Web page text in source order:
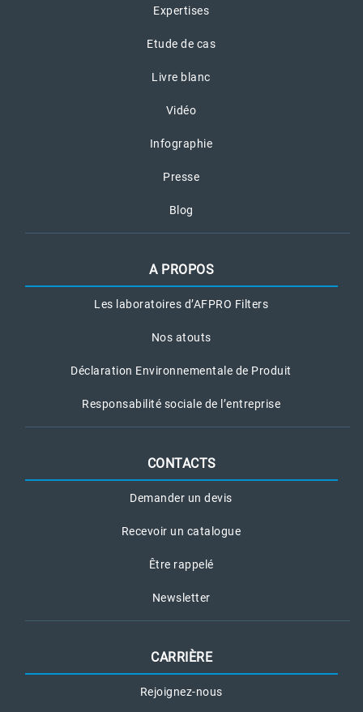
Expertises
Etude de cas
Livre blanc
Vidéo
Infographie
Presse
Blog
A PROPOS
Les laboratoires d’AFPRO Filters
Nos atouts
Déclaration Environnementale de Produit
Responsabilité sociale de l’entreprise
CONTACTS
Demander un devis
Recevoir un catalogue
Être rappelé
Newsletter
CARRIÈRE
Rejoignez-nous